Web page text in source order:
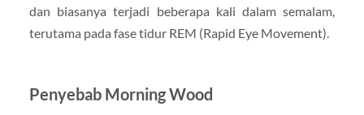
dan biasanya terjadi beberapa kali dalam semalam,
terutama pada fase tidur REM (Rapid Eye Movement).
Penyebab Morning Wood